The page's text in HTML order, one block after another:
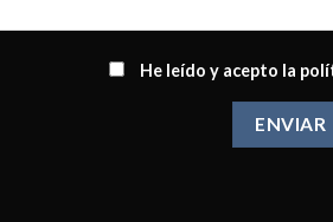
He leído y acepto la